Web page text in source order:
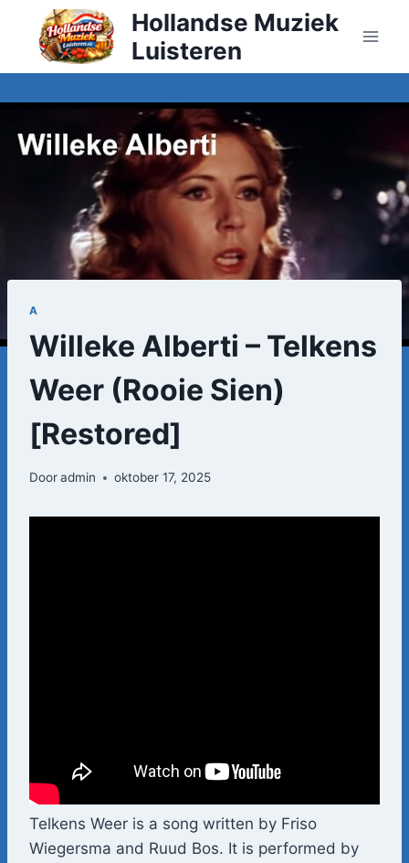
Doorgaan
inhoud
Hollandse Muziek
Luisteren
A
Willeke Alberti – Telkens
Weer (Rooie Sien)
[Restored]
Dooradmin oktober 17, 2025
Telkens Weer is a song written by Friso
Wiegersma and Ruud Bos. It is performed by